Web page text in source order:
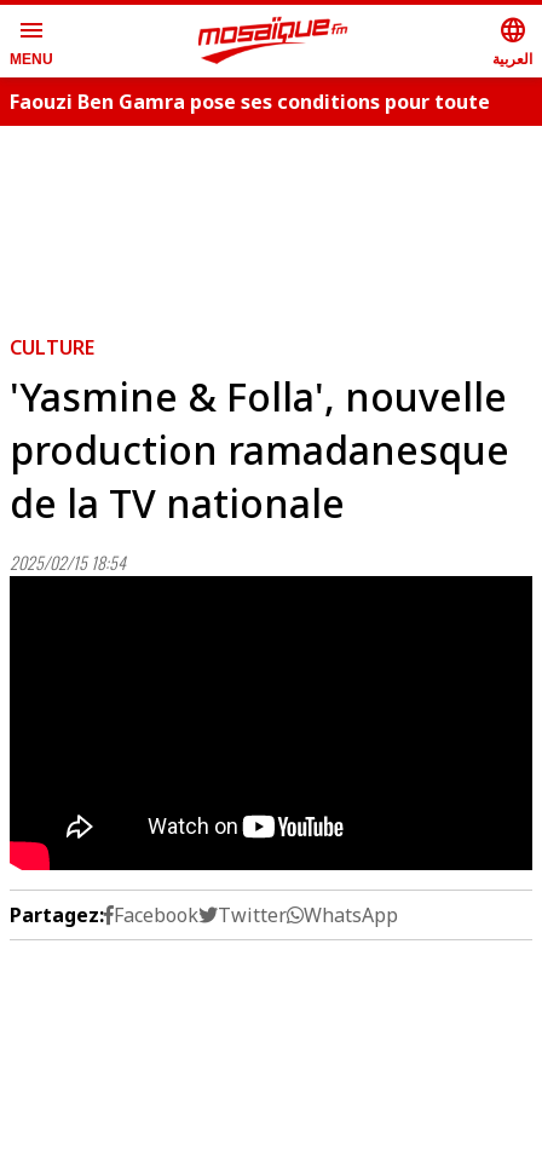
menu
MENU
language
العربية
Faouzi Ben Gamra pose ses conditions pour toute
CULTURE
'Yasmine & Folla', nouvelle
production ramadanesque
de la TV nationale
2025/02/15 18:54
Partagez: Facebook Twitter WhatsApp